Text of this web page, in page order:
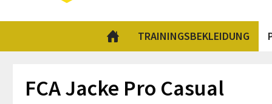
TRAININGSBEKLEIDUNG
FCA Jacke Pro Casual